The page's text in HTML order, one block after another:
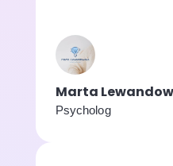
Marta
Psycholog